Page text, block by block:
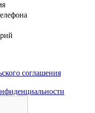
соглашения